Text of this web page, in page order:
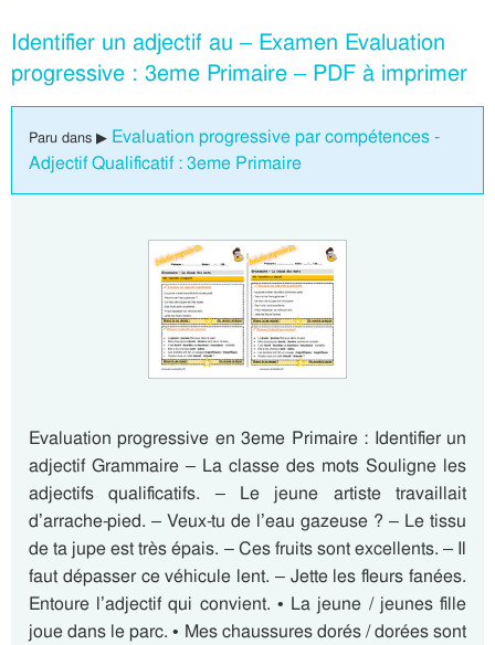
Identifier un adjectif au – Examen Evaluation
progressive : 3eme Primaire – PDF à imprimer
Paru dans ▶ Evaluation progressive par compétences -
Adjectif Qualificatif : 3eme Primaire
Evaluation progressive en 3eme Primaire : Identifier un
adjectif Grammaire – La classe des mots Souligne les
adjectifs qualificatifs. – Le jeune artiste travaillait
d’arrache-pied. – Veux-tu de l’eau gazeuse ? – Le tissu
de ta jupe est très épais. – Ces fruits sont excellents. – Il
faut dépasser ce véhicule lent. – Jette les fleurs fanées.
Entoure l’adjectif qui convient. • La jeune / jeunes fille
joue dans le parc. • Mes chaussures dorés / dorées sont